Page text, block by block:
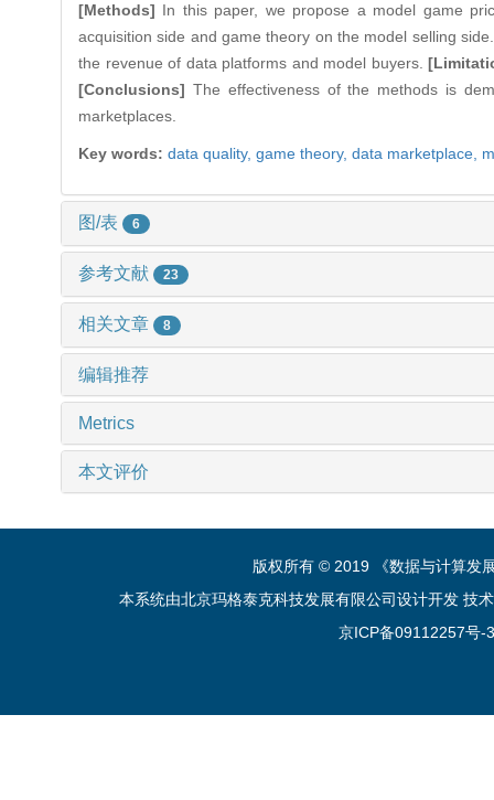
[Methods] In this paper, we propose a model game
acquisition side and game theory on the model selling
the revenue of data platforms and model buyers.
[Conclusions] The effectiveness of the methods is
marketplaces.
Key words: data quality, game theory, data marketplace,
图/表 6
参考文献 23
相关文章 8
编辑推荐
Metrics
本文评价
版权所有 © 2019 《数据与计算发
本系统由北京玛格泰克科技发展有限公司设计开发 技
京ICP备09112257号-